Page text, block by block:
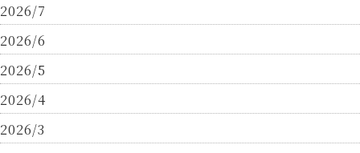
2026/7
2026/6
2026/5
2026/4
2026/3